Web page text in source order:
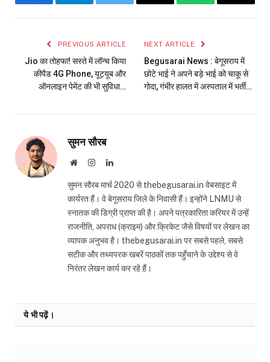
FacebookTelegramTwitter Email WhatsAppCopy
PREVIOUS ARTICLE
Jio का तोहफा! सस्ते में लॉन्च किया
कीपैड 4G Phone, यूट्यूब और
ऑनलाइन पेमेंट की भी सुविधा…
NEXT ARTICLE
Begusarai News : बेगूसराय में
छोटे भाई ने अपने बड़े भाई को चाकू से
गोदा, गंभीर हालत में अस्पताल में भर्ती…
सुमन सौरब
WebsiteInstagramLinkedIn
सुमन सौरब मार्च 2020 से thebegusarai.in वेबसाइट में
कार्यरत हैं। वे बेगूसराय जिले के निवासी हैं। इन्होंने LNMU से
स्नातक की डिग्री प्राप्त की है। अपने पत्रकारिता करियर में उन्हें
राजनीति, अपराध (क्राइम) और क्रिकेट जैसे विषयों पर लेखन का
व्यापक अनुभव है। thebegusarai.in पर सबसे पहले, सबसे
सटीक और तथ्यपरक खबरें पाठकों तक पहुँचाने के उद्देश्य से वे
निरंतर लेखन कार्य कर रहे हैं।
ये भी पढ़ें।